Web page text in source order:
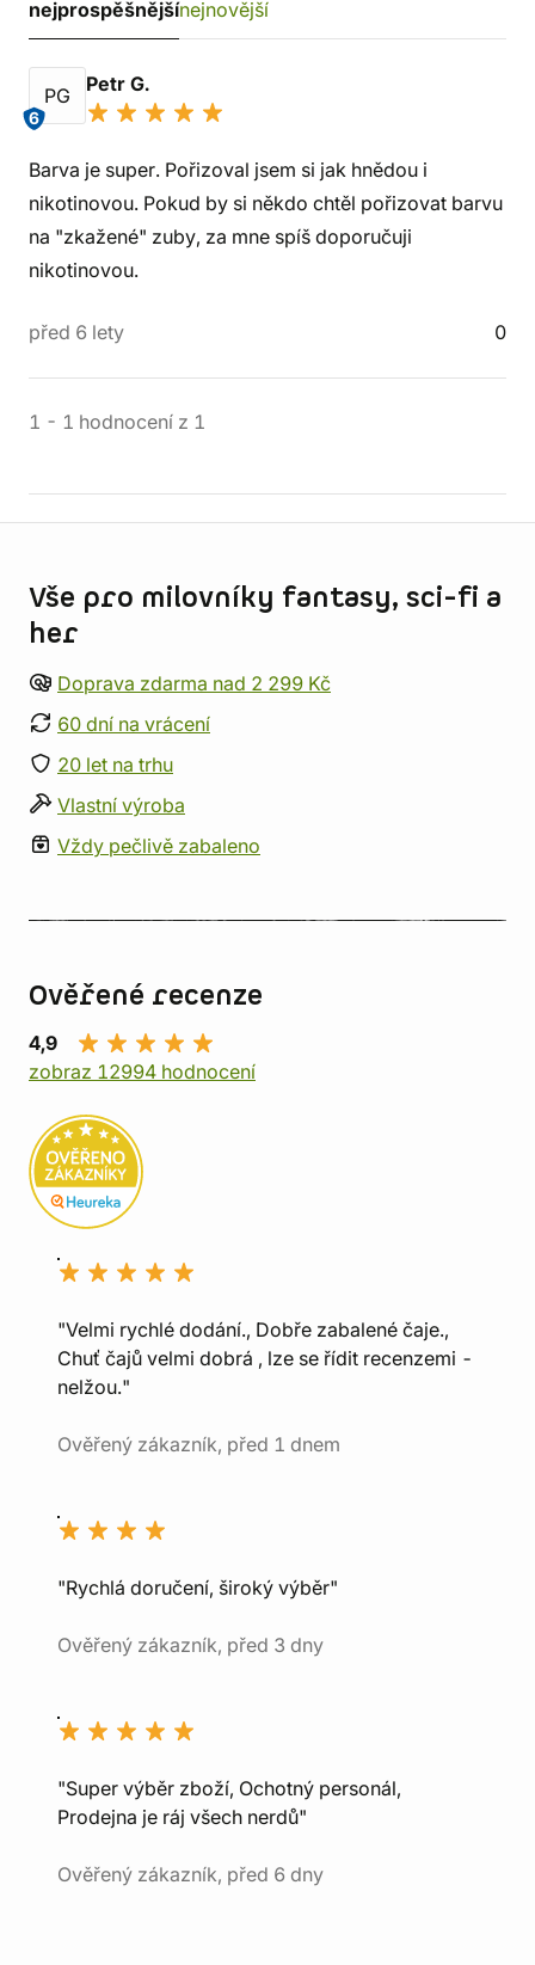
nejprospěšnějšínejnovější
PG
6
Petr G.
Barva je super. Pořizoval jsem si jak hnědou i
nikotinovou. Pokud by si někdo chtěl pořizovat barvu
na "zkažené" zuby, za mne spíš doporučuji
nikotinovou.
před 6 lety 0
1 - 1 hodnocení z 1
Vše pro milovníky fantasy, sci-fi a
her
Doprava zdarma nad 2 299 Kč
60 dní na vrácení
20 let na trhu
Vlastní výroba
Vždy pečlivě zabaleno
Ověřené recenze
4,9
zobraz 12994 hodnocení
"Velmi rychlé dodání., Dobře zabalené čaje.,
Chuť čajů velmi dobrá , lze se řídit recenzemi -
nelžou."
Ověřený zákazník, před 1 dnem
"Rychlá doručení, široký výběr"
Ověřený zákazník, před 3 dny
"Super výběr zboží, Ochotný personál,
Prodejna je ráj všech nerdů"
Ověřený zákazník, před 6 dny